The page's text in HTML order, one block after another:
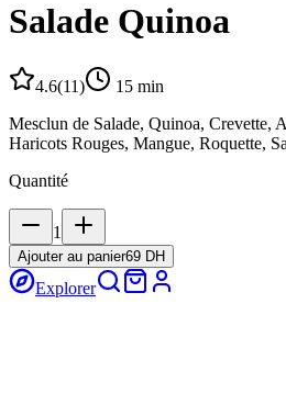
Salade Quinoa
4.6(11) 15 min
Mesclun de Salade, Quinoa, Crevette,
Haricots Rouges, Mangue, Roquette,
Quantité
1
Ajouter au panier69 DH
Explorer